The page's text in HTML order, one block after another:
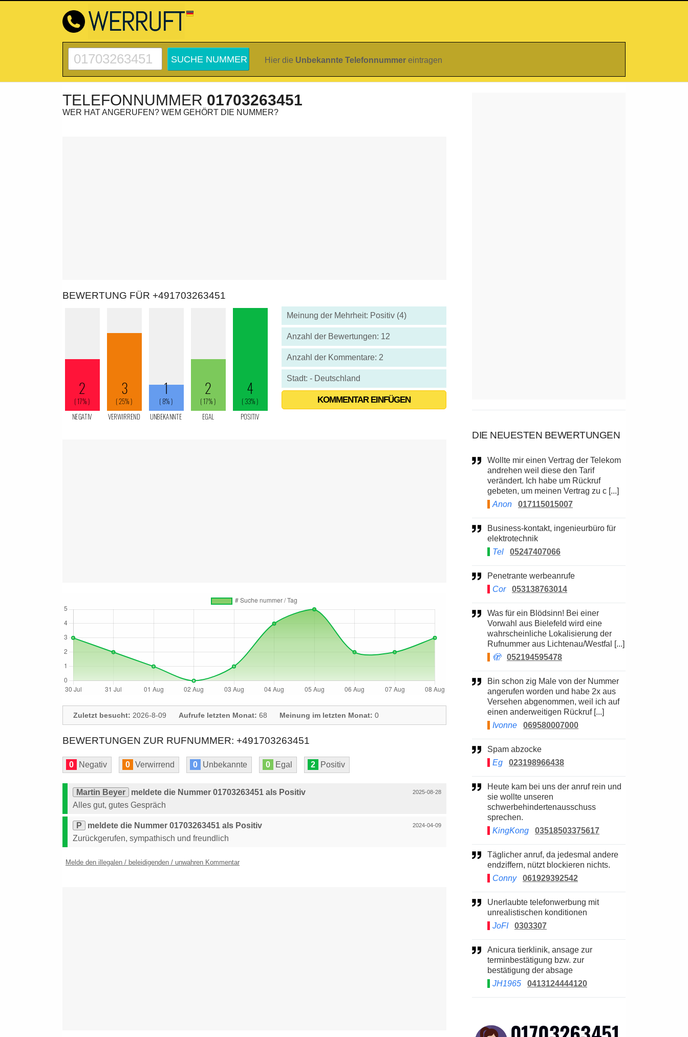
Hier die Unbekannte Telefonnummer eintragen
TELEFONNUMMER 01703263451
WER HAT ANGERUFEN? WEM GEHÖRT DIE NUMMER?
BEWERTUNG FÜR +491703263451
Meinung der Mehrheit: Positiv (4)
Anzahl der Bewertungen: 12
Anzahl der Kommentare: 2
Stadt: - Deutschland
KOMMENTAR EINFÜGEN
Zuletzt besucht: 2026-8-09 Aufrufe letzten Monat: 68 Meinung im letzten Monat: 0
BEWERTUNGEN ZUR RUFNUMMER: +491703263451
0 Negativ 0 Verwirrend 0 Unbekannte 0 Egal 2 Positiv
2025-08-28
Martin Beyer
meldete die Nummer 01703263451 als Positiv
Alles gut, gutes Gespräch
2024-04-09
P
meldete die Nummer 01703263451 als Positiv
Zurückgerufen, sympathisch und freundlich
Melde den illegalen / beleidigenden / unwahren Kommentar
DIE NEUESTEN BEWERTUNGEN
Wollte mir einen Vertrag der Telekom
andrehen weil diese den Tarif
verändert. Ich habe um Rückruf
gebeten, um meinen Vertrag zu c [...]
Anon
017115015007
Business-kontakt, ingenieurbüro für
elektrotechnik
Tel
05247407066
Penetrante werbeanrufe
Cor
053138763014
Was für ein Blödsinn! Bei einer
Vorwahl aus Bielefeld wird eine
wahrscheinliche Lokalisierung der
Rufnummer aus Lichtenau/Westfal [...]
🫣
052194595478
Bin schon zig Male von der Nummer
angerufen worden und habe 2x aus
Versehen abgenommen, weil ich auf
einen anderweitigen Rückruf [...]
Ivonne
069580007000
Spam abzocke
Eg
023198966438
Heute kam bei uns der anruf rein und
sie wollte unseren
schwerbehindertenausschuss
sprechen.
KingKong
03518503375617
Täglicher anruf, da jedesmal andere
endziffern, nützt blockieren nichts.
Conny
061929392542
Unerlaubte telefonwerbung mit
unrealistischen konditionen
JoFI
0303307
Anicura tierklinik, ansage zur
terminbestätigung bzw. zur
bestätigung der absage
JH1965
0413124444120